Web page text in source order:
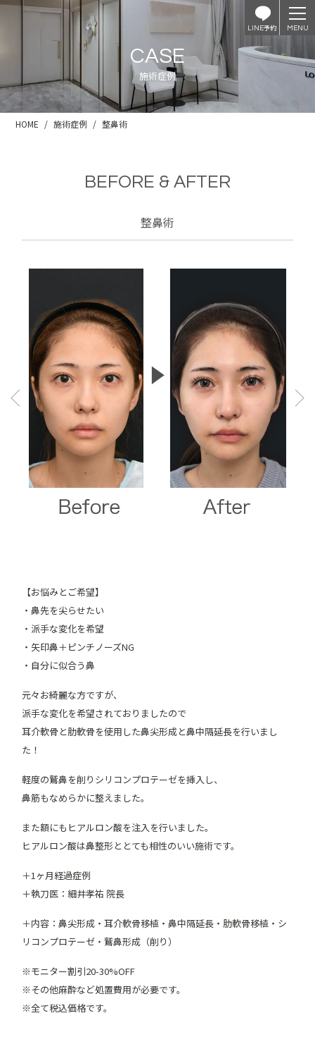
LINE予約
CASE
施術症例
HOME 施術症例 整鼻術
BEFORE & AFTER
整鼻術
Pre
vio
Ne
xt
【お悩みとご希望】
・鼻先を尖らせたい
・派手な変化を希望
・矢印鼻＋ピンチノーズNG
・自分に似合う鼻
元々お綺麗な方ですが、
派手な変化を希望されておりましたので
耳介軟骨と肋軟骨を使用した鼻尖形成と鼻中隔延長を行いまし
た！
軽度の鷲鼻を削りシリコンプロテーゼを挿入し、
鼻筋もなめらかに整えました。
また額にもヒアルロン酸を注入を行いました。
ヒアルロン酸は鼻整形ととても相性のいい施術です。
＋1ヶ月経過症例
＋執刀医：細井孝祐 院長
＋内容：鼻尖形成・耳介軟骨移植・鼻中隔延長・肋軟骨移植・シ
リコンプロテーゼ・鷲鼻形成（削り）
※モニター割引20-30%OFF
※その他麻酔など処置費用が必要です。
※全て税込価格です。